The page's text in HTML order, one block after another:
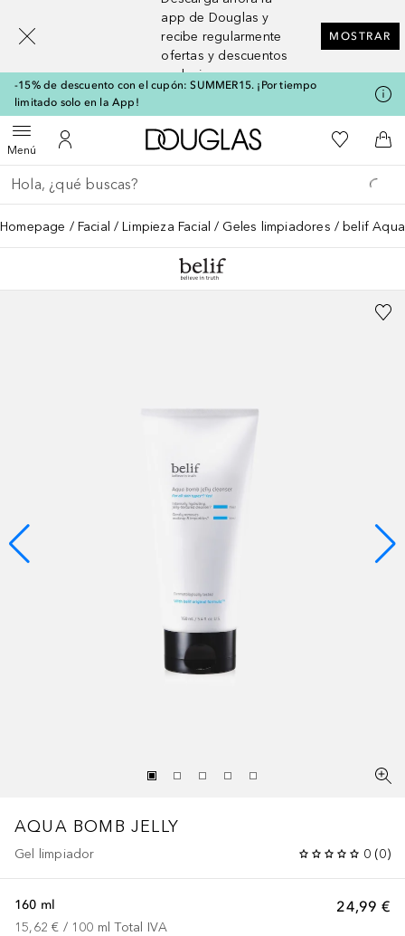
app de Douglas y
recibe regularmente
ofertas y descuentos
exclusivos
MOSTRAR
-15% de descuento con el cupón: SUMMER15. ¡Por tiempo
limitado solo en la App!
MenúAbrir menúMi cuenta
A Douglas HomeMi lista de
A
Regresar
Ejecutar búsqueda
Homepage Facial Limpieza Facial Geles limpiadores belif
AQUA BOMB JELLY
Gel limpiador 0 (0)
24,99 €
160 ml
15,62 € / 100 ml Total IVA
[navigation.slideout.screenreader]